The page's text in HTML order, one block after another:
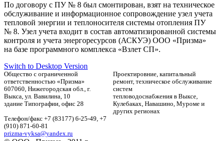
По договору с ПУ № 8 был смонтирован, взят на техническое
обслуживание и информационное сопровождение узел учета
тепловой энергии и теплоносителя системы отопления ПУ
№ 8. Узел учета входит в состав автоматизированной системы
контроля и учета энергоресурсов (АСКУЭ) ООО «Призма»
на базе программного комплекса «Взлет СП».
Switch to Desktop Version
Общество с ограниченной
ответственностью «Призма»
607060, Нижегородская обл., г.
Выкса, ул. Вавилина, 10
здание Типографии, офис 28
Телефон/факс +7 (83177) 6-25-49, +7
(910) 871-60-81
prizma-vyksa@yandex.ru
Проектировние, капитальный
ремонт, техническое обслуживание
систем
тепловодоснабжения в Выксе,
Кулебаках, Навашино, Муроме и
других регионах